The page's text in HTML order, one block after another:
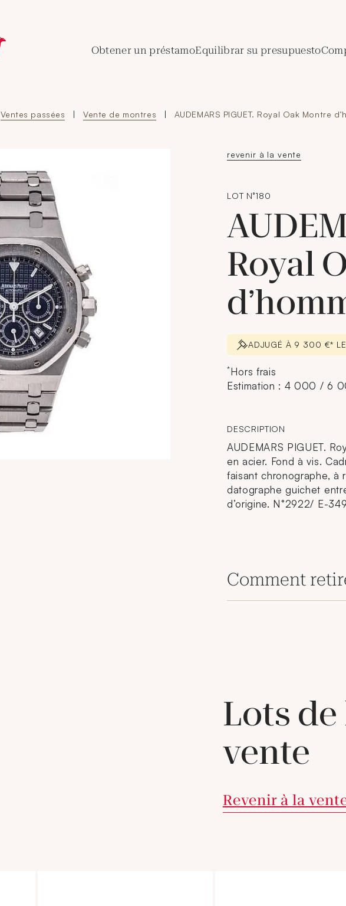
Aller à l'accueil de Crédit Municipal de Paris
Obtener un préstamoEquilibrar su presupuesto
Ventes passées | Vente de montres | AUDEMARS PIGUET. Royal Oak Montre
revenir à la vente
LOT N°180
Royal
ADJUGÉ À 9 300 €*
*Hors frais
Estimation : 4 000 / 6
DESCRIPTION
AUDEMARS PIGUET.
en acier. Fond à vis.
faisant chronographe, à
datographe guichet
d’origine. N°2922/ E-
Comment
Lots de
vente
Revenir à la